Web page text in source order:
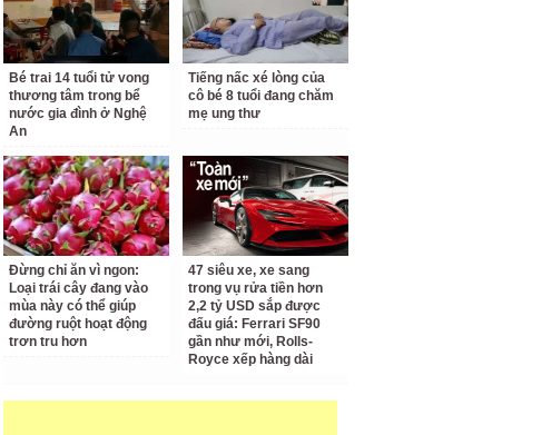
Bé trai 14 tuổi tử vong
thương tâm trong bể
nước gia đình ở Nghệ
An
Tiếng nấc xé lòng của
cô bé 8 tuổi đang chăm
mẹ ung thư
Đừng chỉ ăn vì ngon:
Loại trái cây đang vào
mùa này có thể giúp
đường ruột hoạt động
trơn tru hơn
47 siêu xe, xe sang
trong vụ rửa tiền hơn
2,2 tỷ USD sắp được
đấu giá: Ferrari SF90
gần như mới, Rolls-
Royce xếp hàng dài